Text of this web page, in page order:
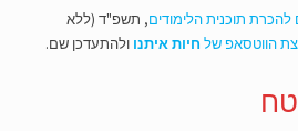
תוכנית הלימודים, תשפ"ד (ללא
שלחיות איתנוולהתעדכן שם.